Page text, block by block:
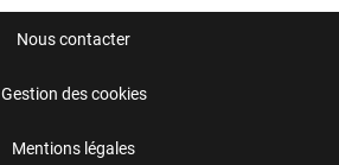
Nous contacter
Gestion des cookies
Mentions légales